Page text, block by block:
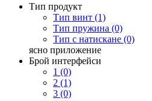
Тип продукт
Тип винт (1)
Тип пружина (0)
Тип с натискане (0)
ясно приложение
Брой интерфейси
1 (0)
2 (1)
3 (0)